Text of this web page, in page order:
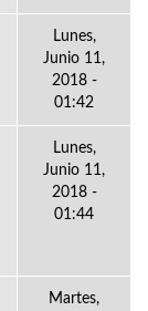
Lunes,
Junio 11,
2018 -
01:42
Lunes,
Junio 11,
2018 -
01:44
Martes,